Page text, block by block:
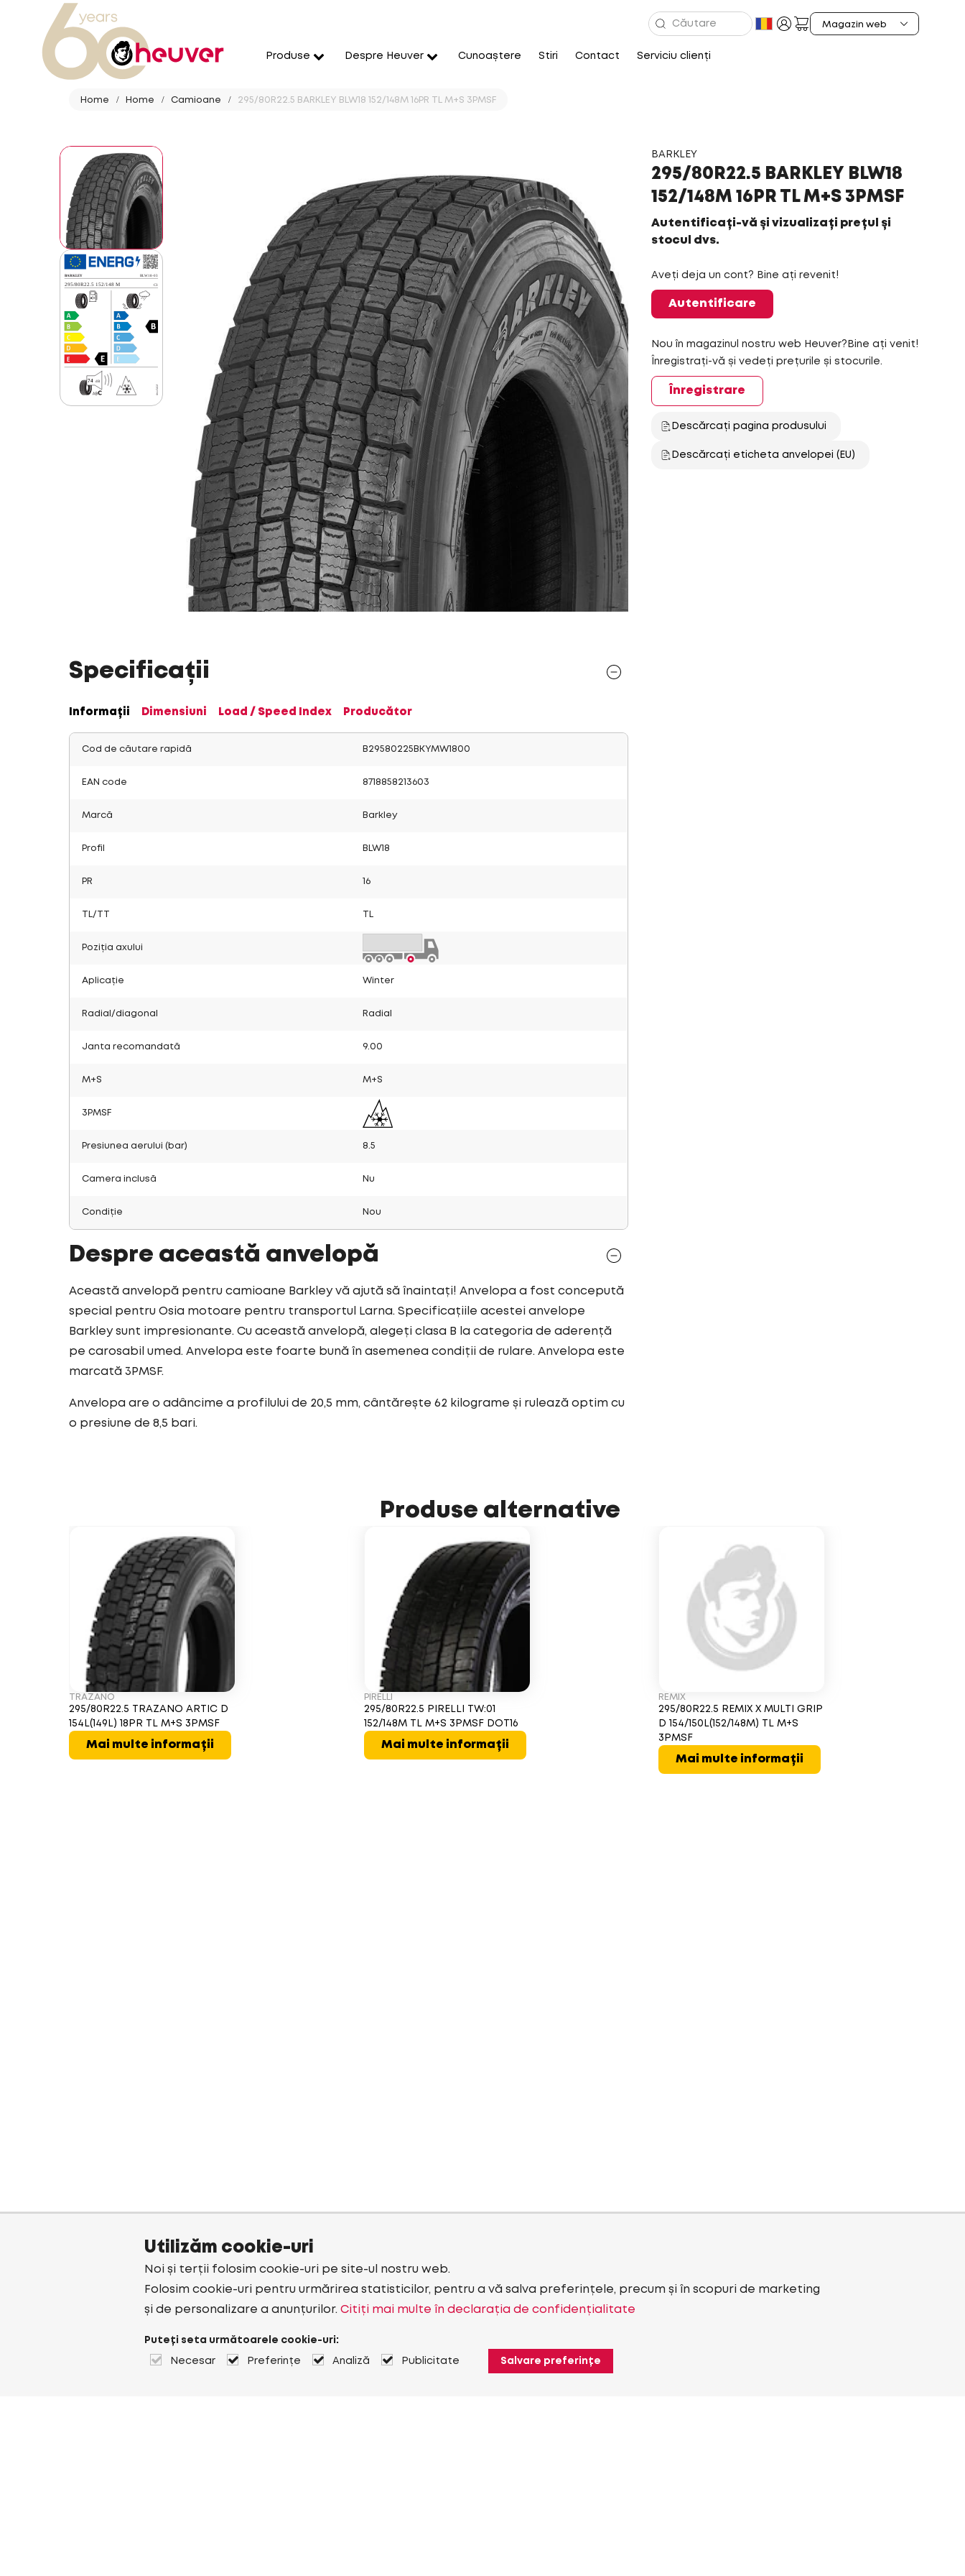
Produse Despre Heuver Cunoaștere Stiri Contact Serviciu clienți
Home Home Camioane 295/80R22.5 BARKLEY BLW18 152/148M 16PR TL M+S 3PMSF
BARKLEY
295/80R22.5 BARKLEY BLW18
152/148M 16PR TL M+S 3PMSF
Autentificați-vă și vizualizați prețul și
stocul dvs.
Aveți deja un cont? Bine ați revenit!
Autentificare
Nou în magazinul nostru web Heuver?Bine ați venit!
Înregistrați-vă și vedeți prețurile și stocurile.
Înregistrare
Descărcați pagina produsului
Descărcați eticheta anvelopei (EU)
Specificații
Informații Dimensiuni Load / Speed Index Producător
Cod de căutare rapidă B29580225BKYMW1800
EAN code 8718858213603
Marcă Barkley
Profil BLW18
PR 16
TL/TT
Poziția axului
Aplicație Winter
Radial/diagonal Radial
Janta recomandată 9.00
M+S M+S
3PMSF
Presiunea aerului (bar) 8.5
Camera inclusă Nu
Condiție Nou
Despre această anvelopă
Această anvelopă pentru camioane Barkley vă ajută să înaintați! Anvelopa a fost concepută
special pentru Osia motoare pentru transportul Larna. Specificațiile acestei anvelope
Barkley sunt impresionante. Cu această anvelopă, alegeți clasa B la categoria de aderență
pe carosabil umed. Anvelopa este foarte bună în asemenea condiții de rulare. Anvelopa este
marcată 3PMSF.
Anvelopa are o adâncime a profilului de 20,5 mm, cântărește 62 kilograme și rulează optim cu
o presiune de 8,5 bari.
Produse alternative
TRAZANO
295/80R22.5 TRAZANO ARTIC D
154L(149L) 18PR TL M+S 3PMSF
Mai multe informații
PIRELLI
295/80R22.5 PIRELLI TW:01
152/148M TL M+S 3PMSF DOT16
Mai multe informații
REMIX
295/80R22.5 REMIX X MULTI GRIP
D 154/150L(152/148M) TL M+S
3PMSF
Mai multe informații
Utilizăm cookie-uri
Noi și terții folosim cookie-uri pe site-ul nostru web.
Folosim cookie-uri pentru urmărirea statisticilor, pentru a vă salva preferințele, precum și în scopuri de marketing
și de personalizare a anunțurilor. Citiți mai multe în declarația de confidențialitate
Puteți seta următoarele cookie-uri:
Necesar Preferințe Analiză Publicitate Salvare preferințe